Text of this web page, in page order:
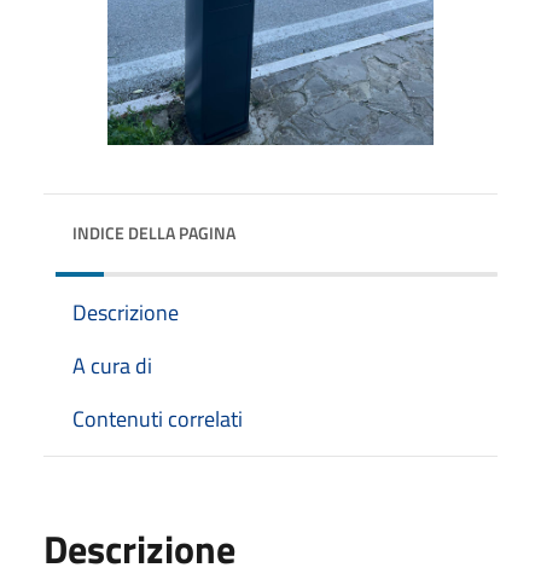
INDICE DELLA PAGINA
Descrizione
A cura di
Contenuti correlati
Descrizione